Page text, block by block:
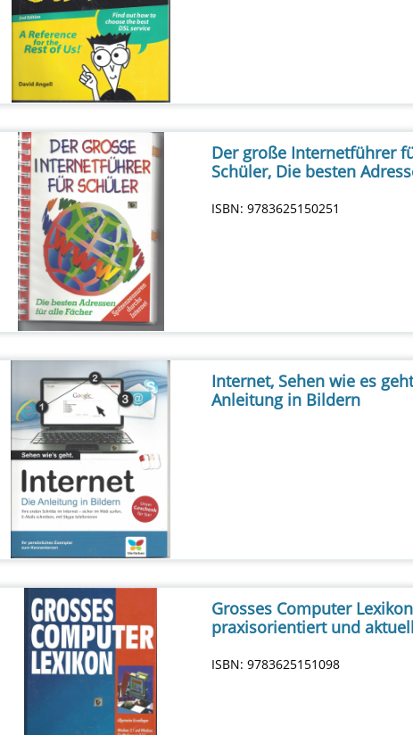
Der große Internetführer
Schüler, Die besten
ISBN: 9783625150251
Internet, Sehen wie es
Anleitung in Bildern
Grosses Computer
praxisorientiert und aktuell
ISBN: 9783625151098